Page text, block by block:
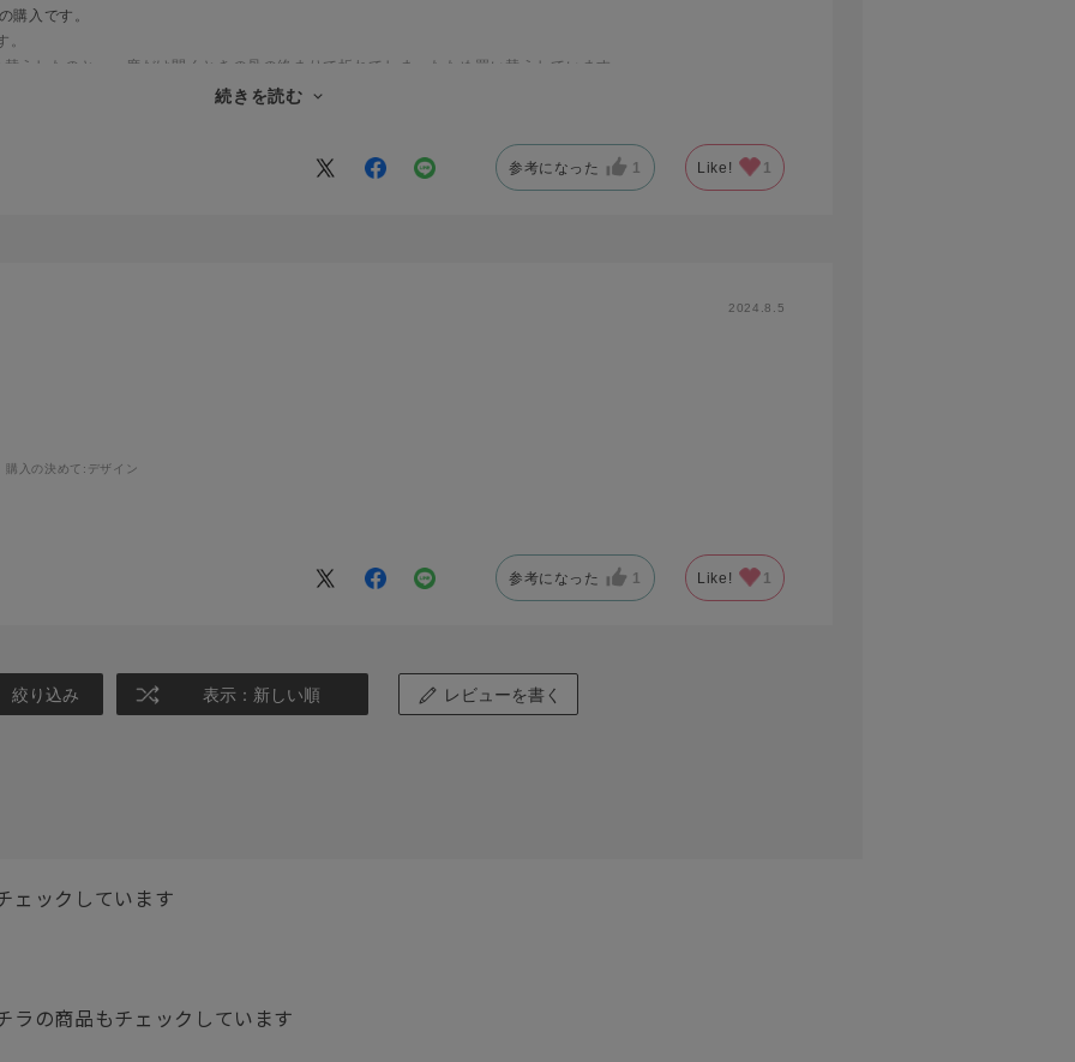
購入です。
。
えしたのと、一度だけ開くときの骨の絡まりで折れてしまったため買い替えしています。
いのと、折りたたむのが断然楽なのが気に入っています。
続きを読む
参考になった 1 Like! 1
2024.8.5
購入の決めて: デザイン
参考になった 1 Like! 1
絞り込み 表示：新しい順 レビューを書く
ェックしています
ラの商品もチェックしています